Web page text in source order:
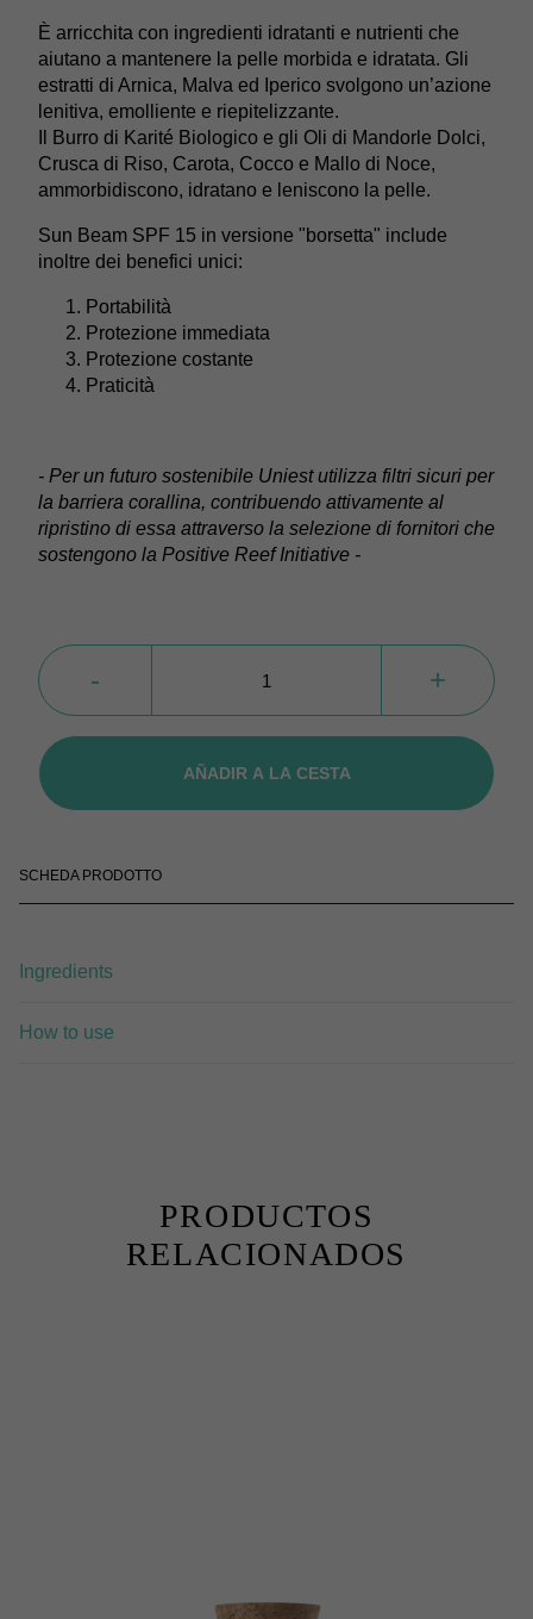
È arricchita con ingredienti idratanti e nutrienti che
aiutano a mantenere la pelle morbida e idratata. Gli
estratti di Arnica, Malva ed Iperico svolgono un’azione
lenitiva, emolliente e riepitelizzante.
Il Burro di Karité Biologico e gli Oli di Mandorle Dolci,
Crusca di Riso, Carota, Cocco e Mallo di Noce,
ammorbidiscono, idratano e leniscono la pelle.
Sun Beam SPF 15 in versione "borsetta" include
inoltre dei benefici unici:
Portabilità
Protezione immediata
Protezione costante
Praticità
- Per un futuro sostenibile Uniest utilizza filtri sicuri per
la barriera corallina, contribuendo attivamente al
ripristino di essa attraverso la selezione di fornitori che
sostengono la Positive Reef Initiative -
-
Sun
+
AÑADIR A LA CESTA
SCHEDA PRODOTTO
Ingredients
How to use
PRODUCTOS
RELACIONADOS